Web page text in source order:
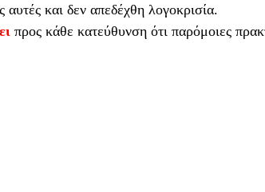
αυτές και δεν απεδέχθη λογοκρισία.
προς κάθε κατεύθυνση ότι παρόμοιες